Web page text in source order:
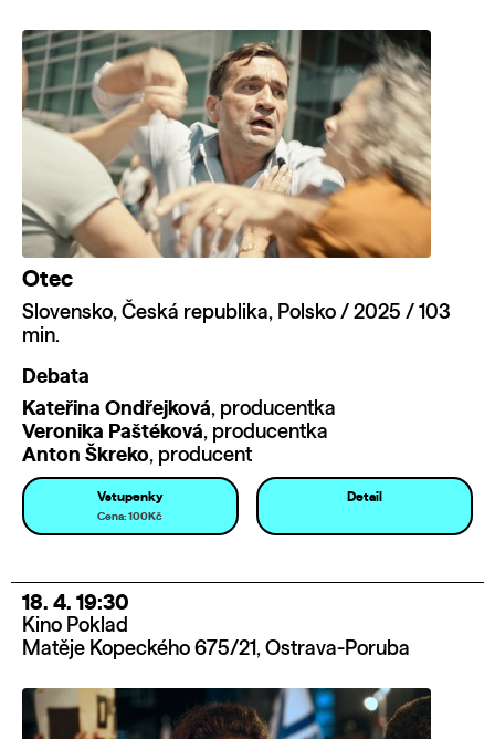
Otec
Slovensko, Česká republika, Polsko / 2025 / 103
min.
Debata
Kateřina Ondřejková, producentka
V‍eronika Paštéková, producentka
A‍nton Škreko, producent
Vstupenky
Cena: 100Kč
Detail
18. 4. 19:30
Kino Poklad
Matěje Kopeckého 675/21, Ostrava-Poruba